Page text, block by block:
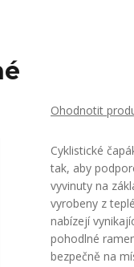
Ohodnotit
Cyklistické
tak, aby
vyvinuty na
vyrobeny z
nabízejí
pohodlné
bezpečně na